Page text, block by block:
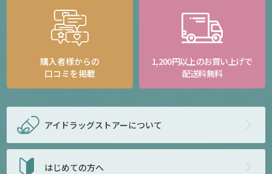
購入者様からの
口コミを掲載
1,200円以上のお買い上げで
配送料無料
アイドラッグストアーについて
はじめての方へ